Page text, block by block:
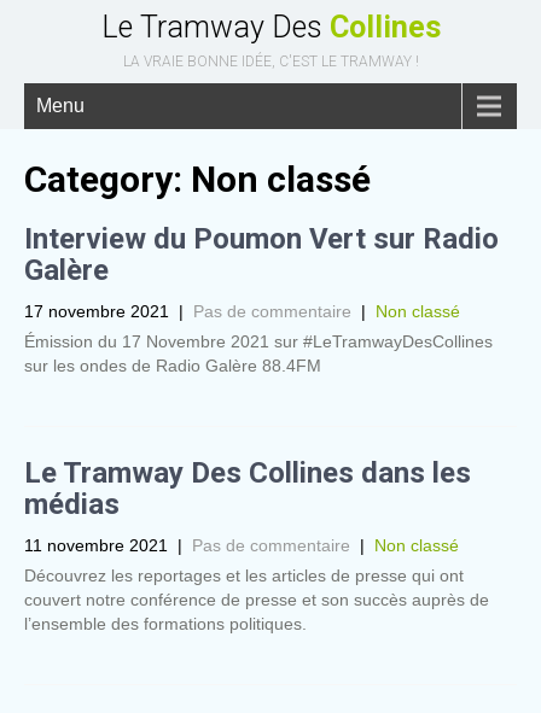
Le Tramway Des Collines
LA VRAIE BONNE IDÉE, C'EST LE TRAMWAY !
Menu
Category: Non classé
Interview du Poumon Vert sur Radio
Galère
17 novembre 2021 | Pas de commentaire | Non classé
Émission du 17 Novembre 2021 sur #LeTramwayDesCollines
sur les ondes de Radio Galère 88.4FM
Le Tramway Des Collines dans les
médias
11 novembre 2021 | Pas de commentaire | Non classé
Découvrez les reportages et les articles de presse qui ont
couvert notre conférence de presse et son succès auprès de
l’ensemble des formations politiques.